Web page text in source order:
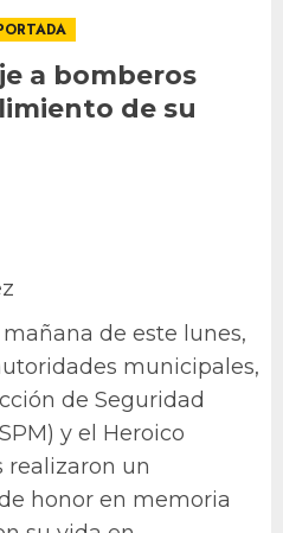
a bomberos
de su
de este lunes,
municipales,
de Seguridad
y el Heroico
realizaron un
honor en memoria